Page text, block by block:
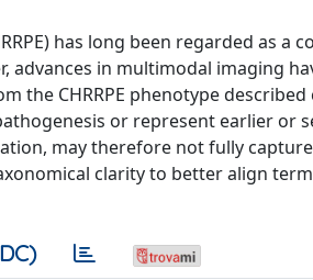
has long been regarded as a
advances in multimodal imaging
CHRRPE phenotype described
or represent earlier or
may therefore not fully
clarity to better align